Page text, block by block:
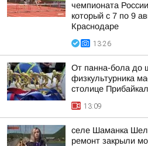
чемпионата
который с 7 по 9
Краснодаре
13:26
От панна-бола до
физкультурника
столице
13:09
селе Шаманка
ремонт закрыли